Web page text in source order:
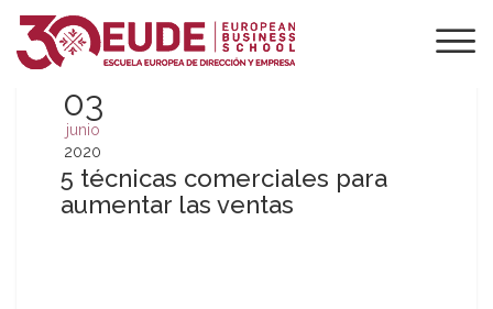
03
junio
2020
5 técnicas comerciales para
aumentar las ventas